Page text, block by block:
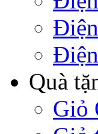
Quà
Giỏ